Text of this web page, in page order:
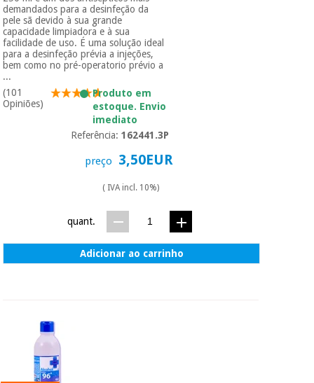
demandados para a desinfeção da
pele sã devido à sua grande
capacidade limpiadora e à sua
facilidade de uso. É uma solução ideal
para a desinfeção prévia a injeções,
bem como no pré-operatorio prévio a
...
(101
Opiniões)
Produto em
estoque. Envio
imediato
Referência:162441.3P
preço 3,50EUR
( IVA incl. 10%)
quant.
Adicionar ao carrinho